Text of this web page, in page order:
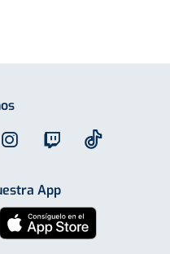
App